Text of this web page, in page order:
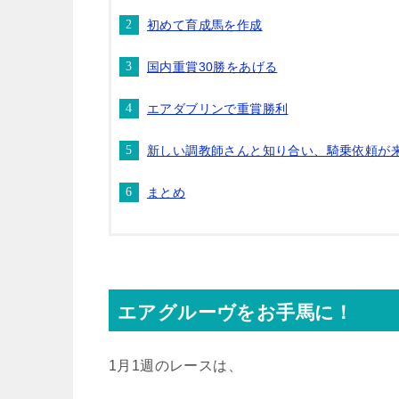
初めて育成馬を作成
国内重賞30勝をあげる
エアダブリンで重賞勝利
新しい調教師さんと知り合い、騎乗依頼が
まとめ
エアグルーヴをお手馬に！
1月1週のレースは、